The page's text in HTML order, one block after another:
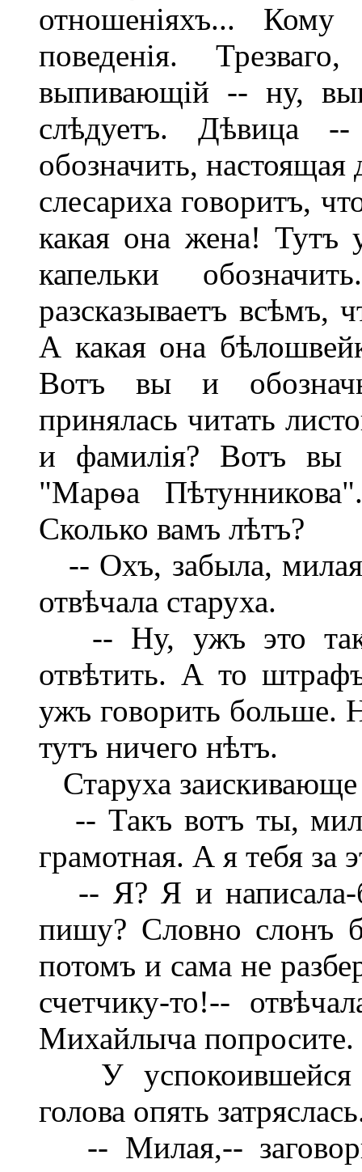
отношеніяхъ...
поведенія.
выпивающій -- ну,
слѣдуетъ. Дѣвица
обозначить,
слесариха говоритъ,
какая она жена! Тутъ
капельки
разсказываетъ всѣмъ,
А какая она
Вотъ вы и
принялась читать
и фамилія? Вотъ вы
"Марѳа
Сколько вамъ лѣтъ?
-- Охъ, забыла,
отвѣчала старуха.
-- Ну, ужъ это
отвѣтить. А то
ужъ говорить больше.
тутъ ничего нѣтъ.
Старуха заискивающе
-- Такъ вотъ ты,
грамотная. А я тебя за
-- Я? Я и написала-
пишу? Словно слонъ
потомъ и сама не
счетчику-то!--
Михайлыча
У успокоившейся
голова опять
-- Милая,--